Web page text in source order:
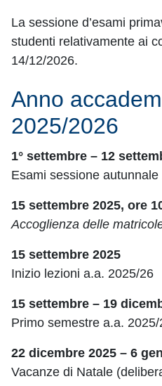
La sessione d’esami
studenti relativamente ai
14/12/2026.
Anno
2025/2026
1° settembre – 12
Esami sessione
15 settembre 2025, ore
Accoglienza delle
15 settembre 2025
Inizio lezioni a.a. 2025/26
15 settembre – 19
Primo semestre a.a.
22 dicembre 2025 – 6
Vacanze di Natale